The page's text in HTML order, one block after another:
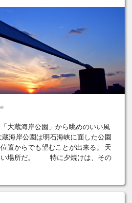
by
大蔵海岸公園」から眺めのいい風
海岸公園は明石海峡に面した公園
置からでも望むことが出来る。 天
い場所だ。 特に夕焼けは、その